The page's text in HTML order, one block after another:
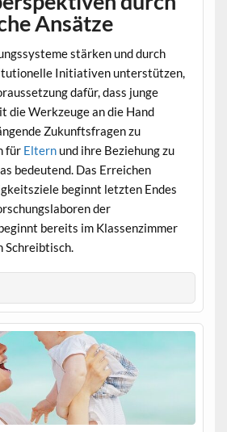
Ansätze
stärken und durch
Initiativen unterstützen,
dafür, dass junge
die Werkzeuge an die Hand
Zukunftsfragen zu
für Elternund ihre Beziehung zu
bedeutend. Das Erreichen
beginnt letzten Endes
der
bereits im Klassenzimmer
Schreibtisch.